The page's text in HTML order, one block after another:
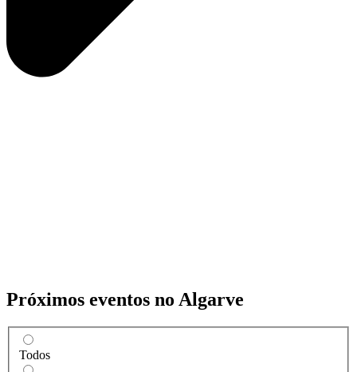
Próximos eventos no Algarve
Todos